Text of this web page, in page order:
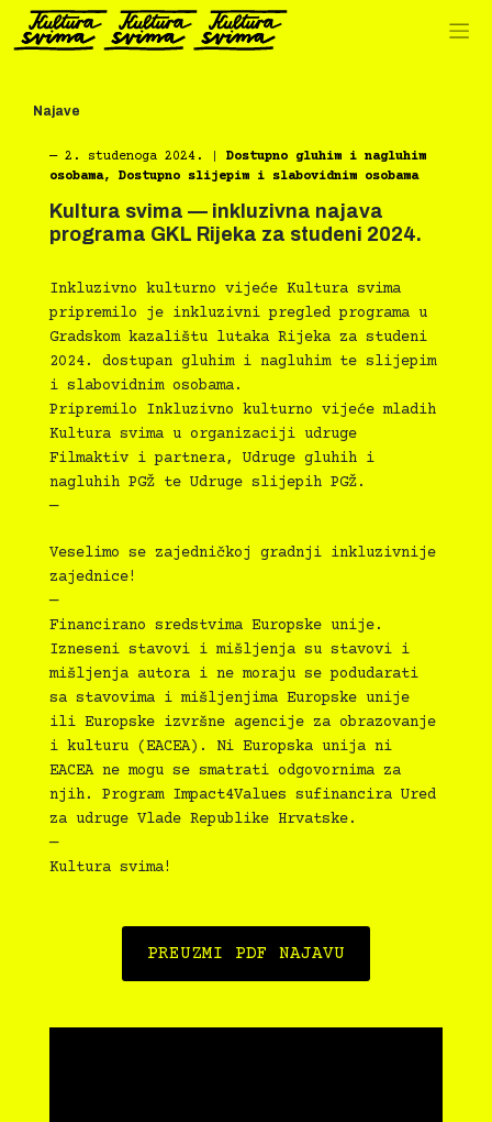
Preskoči
sadržaj
Najave
― 2. studenoga 2024.
Dostupno gluhim i nagluhim
osobama, Dostupno slijepim i slabovidnim osobama
Kultura svima — inkluzivna najava
programa GKL Rijeka za studeni 2024.
Inkluzivno kulturno vijeće Kultura svima
pripremilo je inkluzivni pregled programa u
Gradskom kazalištu lutaka Rijeka za studeni
2024. dostupan gluhim i nagluhim te slijepim
i slabovidnim osobama.
Pripremilo Inkluzivno kulturno vijeće mladih
Kultura svima u organizaciji udruge
Filmaktiv i partnera, Udruge gluhih i
nagluhih PGŽ te Udruge slijepih PGŽ.
—
Veselimo se zajedničkoj gradnji inkluzivnije
zajednice!
—
Financirano sredstvima Europske unije.
Izneseni stavovi i mišljenja su stavovi i
mišljenja autora i ne moraju se podudarati
sa stavovima i mišljenjima Europske unije
ili Europske izvršne agencije za obrazovanje
i kulturu (EACEA). Ni Europska unija ni
EACEA ne mogu se smatrati odgovornima za
njih. Program Impact4Values sufinancira Ured
za udruge Vlade Republike Hrvatske.
—
Kultura svima!
PREUZMI PDF NAJAVU